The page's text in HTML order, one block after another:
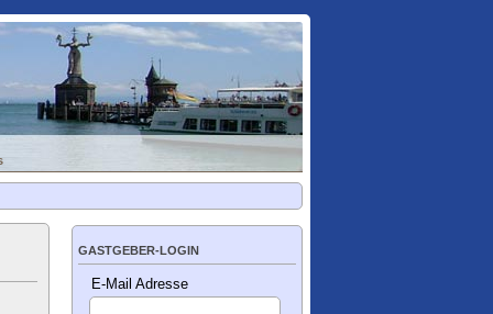
GASTGEBER-LOGIN
E-Mail Adresse